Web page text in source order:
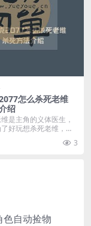
怎么杀死老维
绍
是主角的义体医生，
好玩想杀死老维，那
怎...
3
色自动捡物